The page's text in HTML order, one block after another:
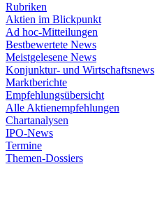
Rubriken
Aktien im Blickpunkt
Ad hoc-Mitteilungen
Bestbewertete News
Meistgelesene News
Konjunktur- und Wirtschaftsnews
Marktberichte
Empfehlungsübersicht
Alle Aktienempfehlungen
Chartanalysen
IPO-News
Termine
Themen-Dossiers